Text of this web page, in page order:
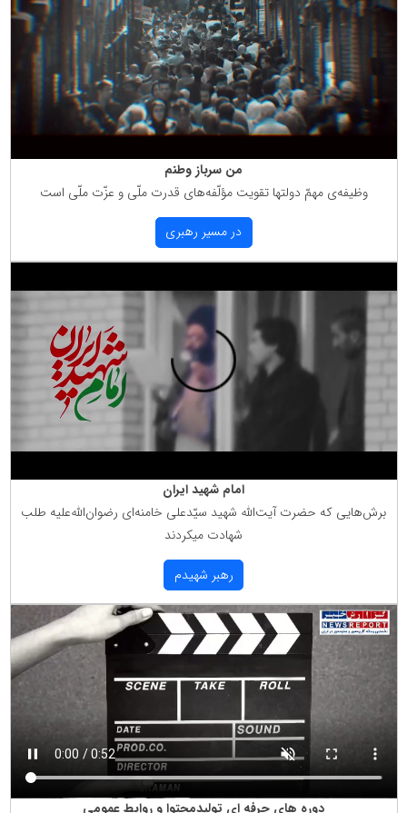
من سرباز وطنم
وظیفه‌ی مهمّ دولتها تقویت مؤلّفه‌های قدرت ملّی و عزّت ملّی است
در مسیر رهبری
امام شهید ایران
برش‌هایی كه حضرت آیت‌الله شهید سیّدعلی خامنه‌ای رضوان‌الله‌علیه طلب
شهادت میكردند
رهبر شهیدم
دوره های حرفه ای تولیدمحتوا و روابط عمومی